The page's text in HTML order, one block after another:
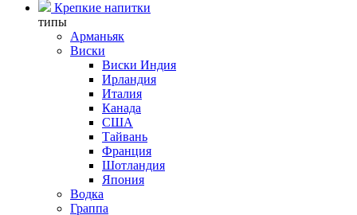
Крепкие напитки
типы
Арманьяк
Виски
Виски Индия
Ирландия
Италия
Канада
США
Тайвань
Франция
Шотландия
Япония
Водка
Граппа